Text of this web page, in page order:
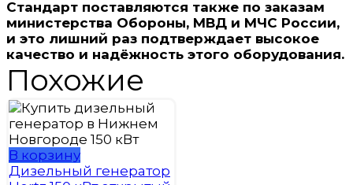
Стандарт поставляются также по заказам
министерства Обороны, МВД и МЧС России,
и это лишний раз подтверждает высокое
качество и надёжность этого оборудования.
Похожие
В корзину
Дизельный генератор